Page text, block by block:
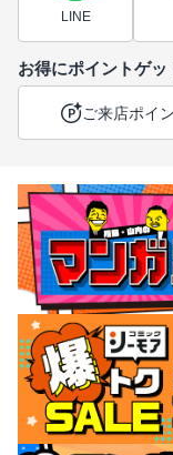
LINE
お得にポイントゲッ
ご来店ポイ